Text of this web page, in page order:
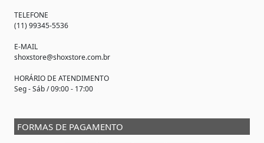
TELEFONE
(11) 99345-5536
E-MAIL
shoxstore@shoxstore.com.br
HORÁRIO DE ATENDIMENTO
Seg - Sáb / 09:00 - 17:00
FORMAS DE PAGAMENTO